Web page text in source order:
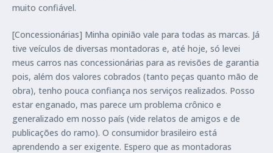
muito confiável.
[Concessionárias] Minha opinião vale para todas as marcas. Já
tive veículos de diversas montadoras e, até hoje, só levei
meus carros nas concessionárias para as revisões de garantia
pois, além dos valores cobrados (tanto peças quanto mão de
obra), tenho pouca confiança nos serviços realizados. Posso
estar enganado, mas parece um problema crônico e
generalizado em nosso país (vide relatos de amigos e de
publicações do ramo). O consumidor brasileiro está
aprendendo a ser exigente. Espero que as montadoras